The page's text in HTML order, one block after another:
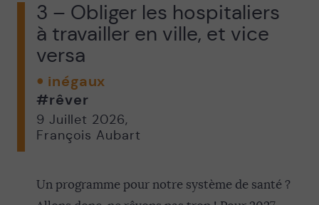
3 – Obliger les hospitaliers
à travailler en ville, et vice
versa
inégaux
#rêver
9 Juillet 2026,
François Aubart
Un programme pour notre système de santé ?